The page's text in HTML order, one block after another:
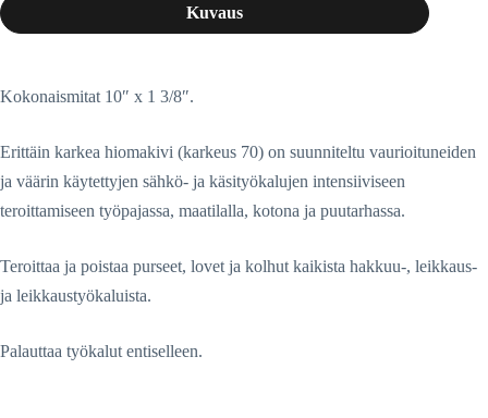
Kuvaus
Kokonaismitat 10″ x 1 3/8″.
Erittäin karkea hiomakivi (karkeus 70) on suunniteltu vaurioituneiden
ja väärin käytettyjen sähkö- ja käsityökalujen intensiiviseen
teroittamiseen työpajassa, maatilalla, kotona ja puutarhassa.
Teroittaa ja poistaa purseet, lovet ja kolhut kaikista hakkuu-, leikkaus-
ja leikkaustyökaluista.
Palauttaa työkalut entiselleen.